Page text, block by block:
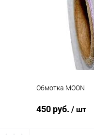
Купить в 1 клик
В избранное
Небесно-голубой
Обмотка MOON
450 руб. / шт